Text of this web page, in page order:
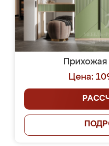
Прихожая
Цена: